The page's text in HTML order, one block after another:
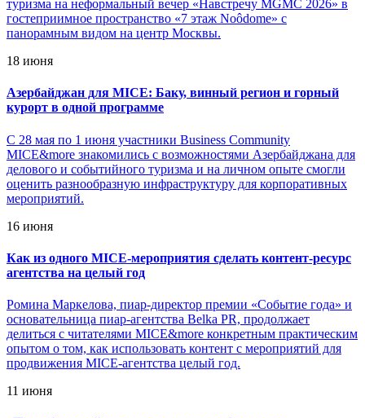
туризма на неформальный вечер «Навстречу MGMC 2026» в
гостеприимное пространство «7 этаж Noôdome» с
панорамным видом на центр Москвы.
18 июня
Азербайджан для MICE: Баку, винный регион и горный
курорт в одной программе
С 28 мая по 1 июня участники Business Community
MICE&more знакомились с возможностями Азербайджана для
делового и событийного туризма и на личном опыте смогли
оценить разнообразную инфраструктуру для корпоративных
мероприятий.
16 июня
Как из одного MICE-мероприятия сделать контент-ресурс
агентства на целый год
Ромина Маркелова, пиар-директор премии «Событие года» и
основательница пиар-агентства Belka PR, продолжает
делиться с читателями MICE&more конкретным практическим
опытом о том, как использовать контент с мероприятий для
продвижения MICE-агентства целый год.
11 июня